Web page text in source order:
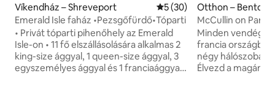
Víkendház – Shreveport Átlagos értékelés: 5/5, 30
5 (30)
Emerald Isle faház •Pezsgőfürdő•Tóparti
• Privát tóparti pihenőhely az Emerald
Isle-on • 11 fő elszállásolására alkalmas 2
king-size ággyal, 1 queen-size ággyal, 3
egyszemélyes ággyal és 1 franciaággyal •
Otthon – Benton
McCullin on
Minden vendéget
francia
négy hálószobás
Élvezd a